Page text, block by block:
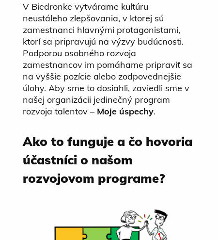
V Biedronke vytvárame kultúru
neustáleho zlepšovania, v ktorej sú
zamestnanci hlavnými protagonistami,
ktorí sa pripravujú na výzvy budúcnosti.
Podporou osobného rozvoja
zamestnancov im pomáhame pripraviť sa
na vyššie pozície alebo zodpovednejšie
úlohy. Aby sme to dosiahli, zaviedli sme v
našej organizácii jedinečný program
rozvoja talentov – Moje úspechy.
Ako to funguje a čo hovoria
účastníci o našom
rozvojovom programe?